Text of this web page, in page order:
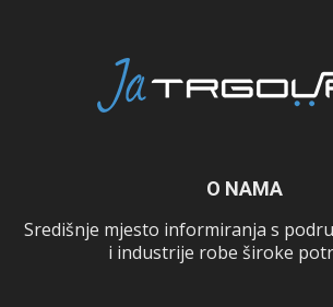
O NAMA
Središnje mjesto informiranja s
i industrije robe široke